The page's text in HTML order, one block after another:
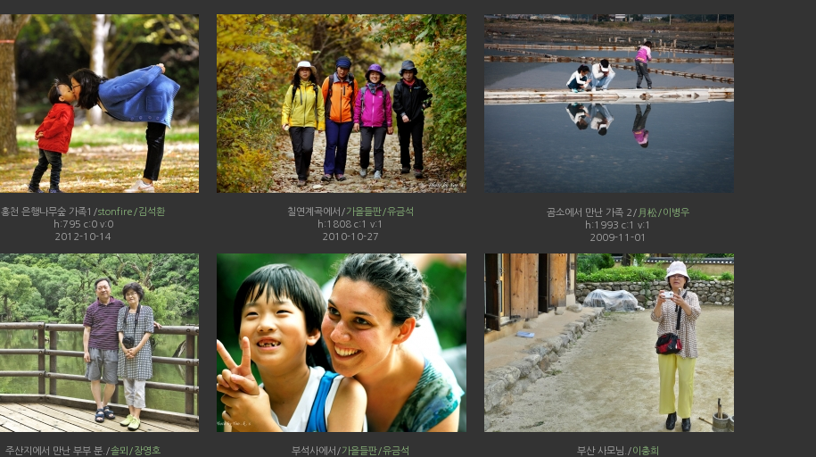
홍천 은행나무숲 가족1/stonfire/김석환
h:795 c:0 v:0
2012-10-14
칠연계곡에서/가을들판/유금석
h:1808 c:1 v:1
2010-10-27
곰소에서 만난 가족 2/ 月松/이병우
h:1993 c:1 v:1
2009-11-01
주산지에서 만난 부부 분./솔뫼/장영호
부석사에서/가을들판/유금석
부산 사모님./이충희